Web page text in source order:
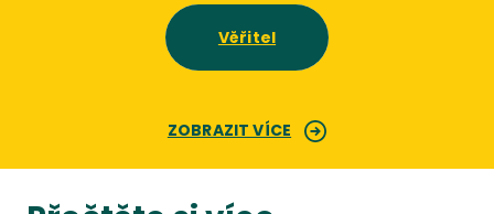
Věřitel
ZOBRAZIT VÍCE